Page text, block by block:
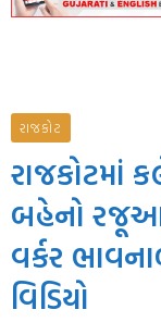
રાજકોટ
રાજકોટમાં
બહેનો
વર્કર
વિડિયો